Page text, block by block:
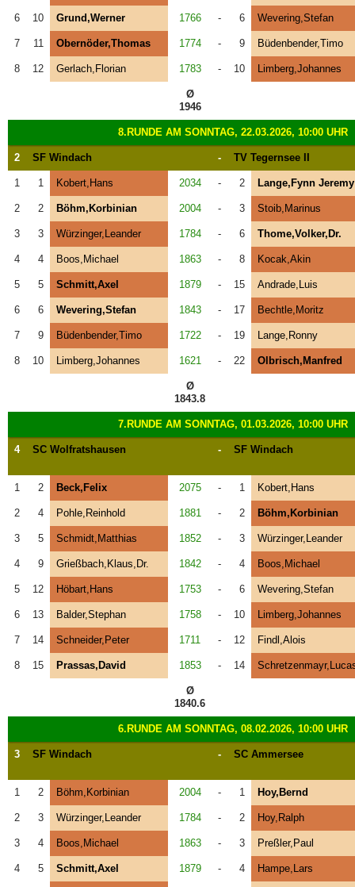
6 10 Grund,Werner 1766 - 6 Wevering,Stefan
7 11 Obernöder,Thomas 1774 - 9 Büdenbender,Timo
8 12 Gerlach,Florian 1783 - 10 Limberg,Johannes
Ø
1946
8.RUNDE AM SONNTAG, 22.03.2026, 10:00 UHR
2 SF Windach - TV Tegernsee II
1 1 Kobert,Hans 2034 - 2 Lange,Fynn Jeremy
2 2 Böhm,Korbinian 2004 - 3 Stoib,Marinus
3 3 Würzinger,Leander 1784 - 6 Thome,Volker,Dr.
4 4 Boos,Michael 1863 - 8 Kocak,Akin
5 5 Schmitt,Axel 1879 - 15 Andrade,Luis
6 6 Wevering,Stefan 1843 - 17 Bechtle,Moritz
7 9 Büdenbender,Timo 1722 - 19 Lange,Ronny
8 10 Limberg,Johannes 1621 - 22 Olbrisch,Manfred
Ø
1843.8
7.RUNDE AM SONNTAG, 01.03.2026, 10:00 UHR
4 SC Wolfratshausen - SF Windach
1 2 Beck,Felix 2075 - 1 Kobert,Hans
2 4 Pohle,Reinhold 1881 - 2 Böhm,Korbinian
3 5 Schmidt,Matthias 1852 - 3 Würzinger,Leander
4 9 Grießbach,Klaus,Dr. 1842 - 4 Boos,Michael
5 12 Höbart,Hans 1753 - 6 Wevering,Stefan
6 13 Balder,Stephan 1758 - 10 Limberg,Johannes
7 14 Schneider,Peter 1711 - 12 Findl,Alois
8 15 Prassas,David 1853 - 14
Ø
1840.6
6.RUNDE AM SONNTAG, 08.02.2026, 10:00 UHR
3 SF Windach - SC Ammersee
1 2 Böhm,Korbinian 2004 - 1 Hoy,Bernd
2 3 Würzinger,Leander 1784 - 2 Hoy,Ralph
3 4 Boos,Michael 1863 - 3 Preßler,Paul
4 5 Schmitt,Axel 1879 - 4 Hampe,Lars